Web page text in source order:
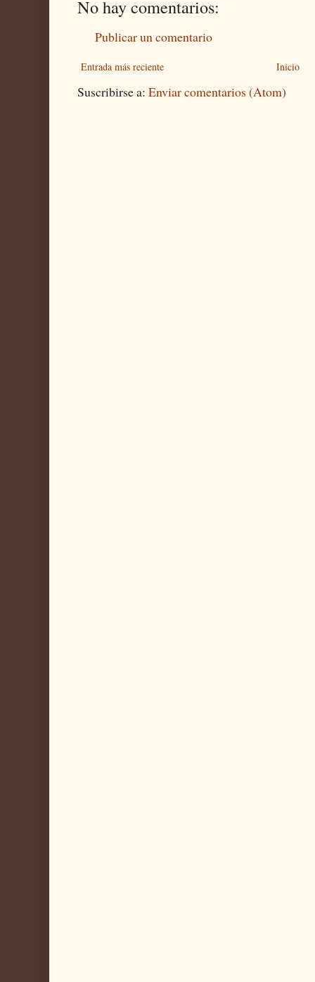
No hay comentarios:
Publicar un comentario
Entrada más reciente Inicio
Suscribirse a: Enviar comentarios (Atom)